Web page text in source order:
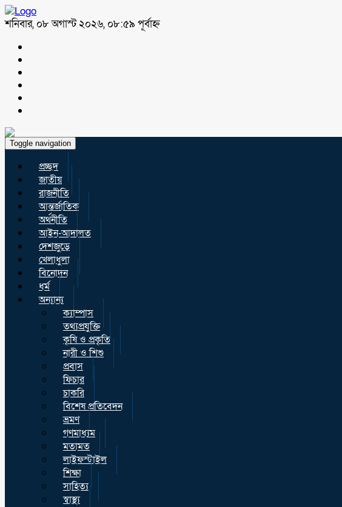
শনিবার, ০৮ অগাস্ট ২০২৬, ০৮:৫৯ পূর্বাহ্ন
Toggle navigation
প্রচ্ছদ
জাতীয়
রাজনীতি
আন্তর্জাতিক
অর্থনীতি
আইন-আদালত
দেশজুড়ে
খেলাধুলা
বিনোদন
ধর্ম
অন্যান্য
ক্যাম্পাস
তথ্যপ্রযুক্তি
কৃষি ও প্রকৃতি
নারী ও শিশু
প্রবাস
ফিচার
চাকরি
বিশেষ প্রতিবেদন
ভ্রমণ
গণমাধ্যম
মতামত
লাইফস্টাইল
শিক্ষা
সাহিত্য
স্বাস্থ্য